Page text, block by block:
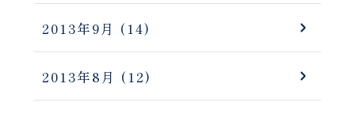
2013年9月 (14)
2013年8月 (12)